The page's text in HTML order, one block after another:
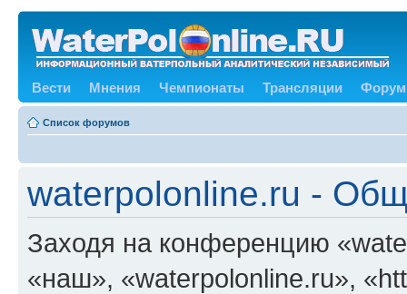
Вести Мнения Чемпионаты Трансляции Форум
Список форумов
waterpolonline.ru -
Заходя на конференцию
«наш», «waterpolonline.ru»,